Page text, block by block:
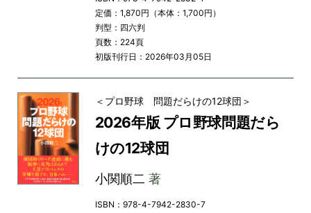
定価：1,870円（本体：1,700円）
判型：四六判
頁数：224頁
初版刊行日：2026年03月05日
＜プロ野球 問題だらけの12球団＞
2026年版 プロ野球問題だら
けの12球団
小関順二 著
ISBN：978-4-7942-2830-7